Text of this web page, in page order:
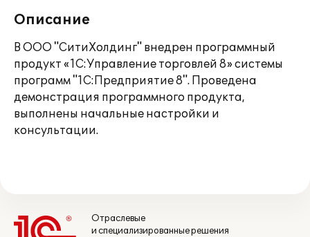
Описание
В ООО "СитиХолдинг" внедрен программный
продукт «1С:Управление торговлей 8» системы
программ "1С:Предприятие 8". Проведена
демонстрация программного продукта,
выполнены начальные настройки и
консультации.
Отраслевые
и специализированные решения